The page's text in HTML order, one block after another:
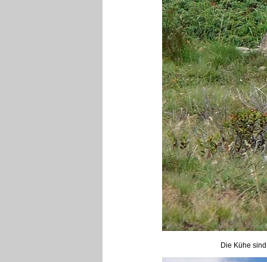
Die Kühe